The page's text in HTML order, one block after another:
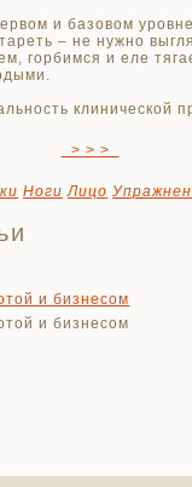
и базовом
– не нужно
горбимся и еле
клинической
> > >
Ноги Лицо
и бизнесом
и бизнесом